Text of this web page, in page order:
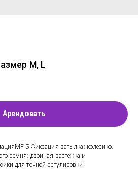
M, L
Арендовать
5 Фиксация затылка: колесико.
ремня: двойная застежка и
для точной регулировки.